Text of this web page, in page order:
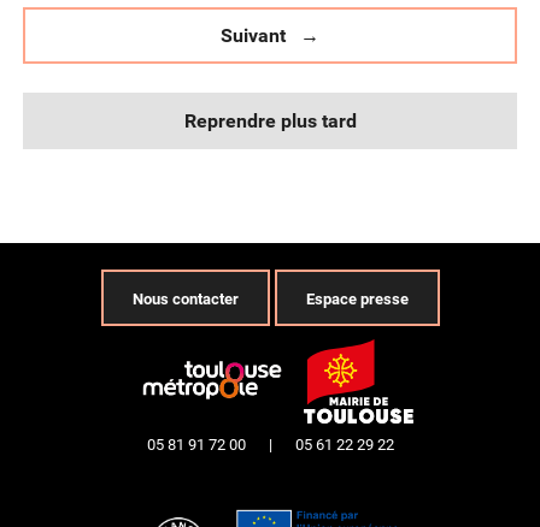
Suivant
Reprendre plus tard
Nous contacter Espace presse
05 81 91 72 00 | 05 61 22 29 22